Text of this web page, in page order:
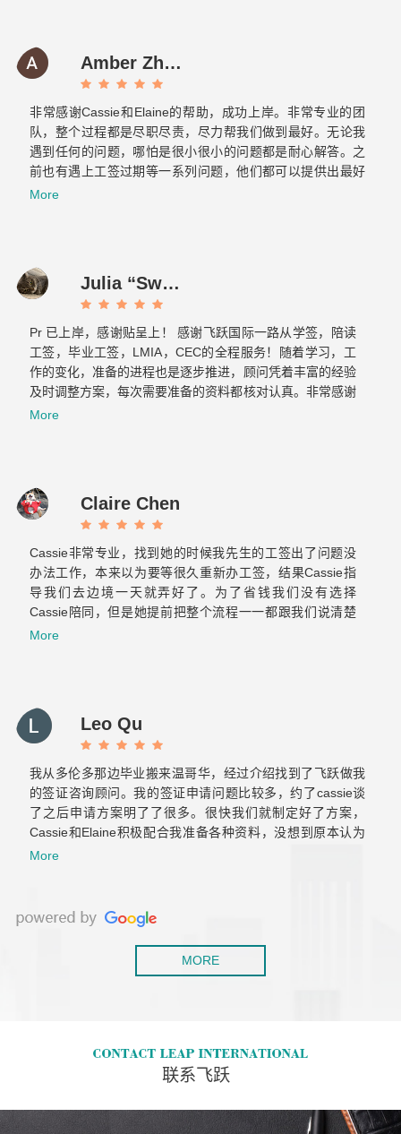
Amber Zhang
非常感谢Cassie和Elaine的帮助，成功上岸。非常专业的团
队，整个过程都是尽职尽责，尽力帮我们做到最好。无论我
遇到任何的问题，哪怕是很小很小的问题都是耐心解答。之
前也有遇上工签过期等一系列问题，他们都可以提供出最好
的方案，提前做好各种应对的准备，绝对是不可多得的好团
More
Julia “Sweet tooth” J
Pr 已上岸，感谢贴呈上！ 感谢飞跃国际一路从学签，陪读
工签，毕业工签，LMIA，CEC的全程服务！随着学习，工
作的变化，准备的进程也是逐步推进，顾问凭着丰富的经验
及时调整方案，每次需要准备的资料都核对认真。非常感谢
Cassie 和 Elaine…...
More
Claire Chen
Cassie非常专业，找到她的时候我先生的工签出了问题没
办法工作，本来以为要等很久重新办工签，结果Cassie指
导我们去边境一天就弄好了。为了省钱我们没有选择
Cassie陪同，但是她提前把整个流程一一都跟我们说清楚
了也标注了重点，当时我们两个才来加拿大半年的小白也很
复的文件准备和反复的奔波。那么希望你们以后越来越好！
保持初心！
More
Leo Qu
我从多伦多那边毕业搬来温哥华，经过介绍找到了飞跃做我
的签证咨询顾问。我的签证申请问题比较多，约了cassie谈
了之后申请方案明了了很多。很快我们就制定好了方案，
Cassie和Elaine积极配合我准备各种资料，没想到原本认为
肯定会拒签的工签，一次就获批了。后来积累了两年工作经
More
MORE
联系飞跃